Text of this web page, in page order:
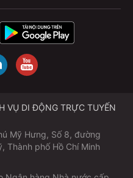
VỤ DI ĐỘNG TRỰC TUYẾN
Mỹ Hưng, Số 8, đường
Thành phố Hồ Chí Minh